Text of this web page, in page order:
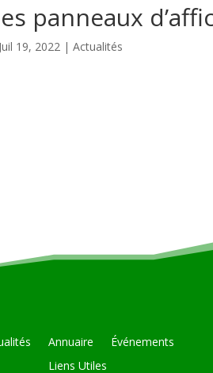
panneaux
Juil 19, 2022 |Actualités
Annuaire
Événements
Liens Utiles